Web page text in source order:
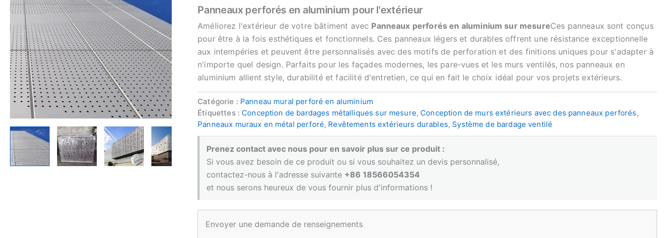
Panneaux perforés en aluminium pour l'extérieur
Améliorez l'extérieur de votre bâtiment avec Panneaux perforés en aluminium sur mesureCes panneaux sont conçus
pour être à la fois esthétiques et fonctionnels. Ces panneaux légers et durables offrent une résistance exceptionnelle
aux intempéries et peuvent être personnalisés avec des motifs de perforation et des finitions uniques pour s'adapter à
n'importe quel design. Parfaits pour les façades modernes, les pare-vues et les murs ventilés, nos panneaux en
aluminium allient style, durabilité et facilité d'entretien, ce qui en fait le choix idéal pour vos projets extérieurs.
Catégorie : Panneau mural perforé en aluminium
Étiquettes : Conception de bardages métalliques sur mesure, Conception de murs extérieurs avec des panneaux perforés,
Panneaux muraux en métal perforé, Revêtements extérieurs durables, Système de bardage ventilé
Prenez contact avec nous pour en savoir plus sur ce produit :
Si vous avez besoin de ce produit ou si vous souhaitez un devis personnalisé,
contactez-nous à l'adresse suivante +86 18566054354
et nous serons heureux de vous fournir plus d'informations !
Envoyer une demande de renseignements